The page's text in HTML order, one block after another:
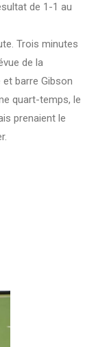
de 1-1 au
Trois minutes
de la
barre Gibson
quart-temps, le
prenaient le